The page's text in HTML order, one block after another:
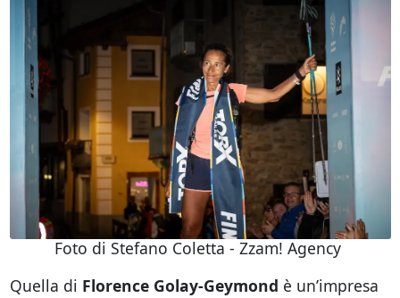
Foto di Stefano Coletta - Zzam! Agency ­
Quella di Florence Golay-Geymond è un’impresa